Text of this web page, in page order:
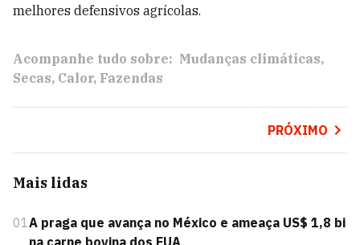
melhores defensivos agrícolas.
Acompanhe tudo sobre: Mudanças climáticas
Secas Calor Fazendas
PRÓXIMO
Mais lidas
01A praga que avança no México e ameaça US$ 1,8 bi
na carne bovina dos EUA